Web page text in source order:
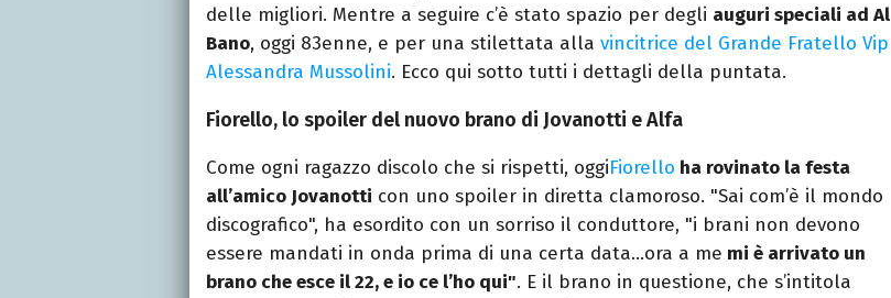
delle migliori. Mentre a seguire c’è stato spazio per degli auguri speciali ad Al
Bano, oggi 83enne, e per una stilettata alla vincitrice del Grande Fratello Vip
Alessandra Mussolini. Ecco qui sotto tutti i dettagli della puntata.
Fiorello, lo spoiler del nuovo brano di Jovanotti e Alfa
Come ogni ragazzo discolo che si rispetti, oggiFiorello ha rovinato la festa
all’amico Jovanotti con uno spoiler in diretta clamoroso. "Sai com’è il mondo
discografico", ha esordito con un sorriso il conduttore, "i brani non devono
essere mandati in onda prima di una certa data…ora a me mi è arrivato un
brano che esce il 22, e io ce l’ho qui". E il brano in questione, che s’intitola